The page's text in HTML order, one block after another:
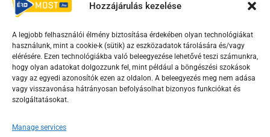
Hozzájárulás kezelése
A legjobb felhasználói élmény biztosítása érdekében olyan technológiákat
használunk, mint a cookie-k (sütik) az eszközadatok tárolására és/vagy
elérésére. Ezen technológiákba való beleegyezése lehetővé teszi számunkra,
hogy olyan adatokat dolgozzunk fel, mint például a böngészési szokások
vagy az egyedi azonosítók ezen az oldalon. A beleegyezés meg nem adása
vagy visszavonása hátrányosan befolyásolhat bizonyos funkciókat és
szolgáltatásokat.
Manage services
Irányelvek Moderálási szabályzat
F
a
c
e
o
Y
o
u
t
b
T
i
k